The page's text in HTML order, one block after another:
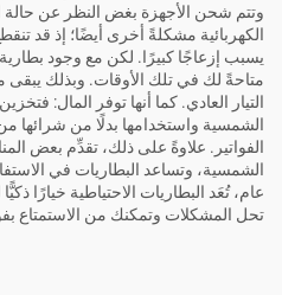
وتتم شحن الأجهزة بغض النظر عن
الكهربائية مشكلةً أخرى أيضًا؛ إذ قد
يسبب إزعاجًا كبيرًا. لكن مع وجود
متاحةً لك في تلك الأوقات. وبذلك يبقى
التيار العادي. كما أنها توفر المال:
الشمسية واستخدامها بدلًا من شرائها
الفواتير. علاوةً على ذلك، تقدِّم بعض
الشمسية، وتساعد البطاريات في
عام، تُعَد البطاريات الاحتياطية خيارًا
تحل المشكلات وتمكنك من الاستمتاع